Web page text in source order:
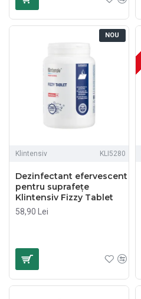
NOU
Klintensiv KLI5280
Dezinfectant efervescent
pentru suprafețe
Klintensiv Fizzy Tablet
58,90 Lei